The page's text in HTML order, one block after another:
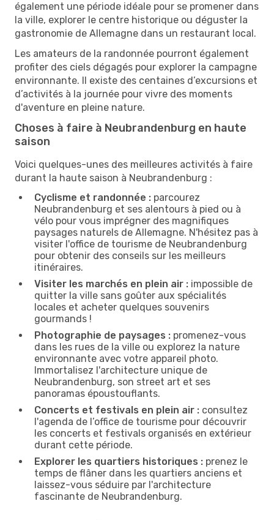
également une période idéale pour se promener dans
la ville, explorer le centre historique ou déguster la
gastronomie de Allemagne dans un restaurant local.
Les amateurs de la randonnée pourront également
profiter des ciels dégagés pour explorer la campagne
environnante. Il existe des centaines d’excursions et
d’activités à la journée pour vivre des moments
d'aventure en pleine nature.
Choses à faire à Neubrandenburg en haute
saison
Voici quelques-unes des meilleures activités à faire
durant la haute saison à Neubrandenburg :
Cyclisme et randonnée : parcourez
Neubrandenburg et ses alentours à pied ou à
vélo pour vous imprégner des magnifiques
paysages naturels de Allemagne. N'hésitez pas à
visiter l'office de tourisme de Neubrandenburg
pour obtenir des conseils sur les meilleurs
itinéraires.
Visiter les marchés en plein air : impossible de
quitter la ville sans goûter aux spécialités
locales et acheter quelques souvenirs
gourmands !
Photographie de paysages : promenez-vous
dans les rues de la ville ou explorez la nature
environnante avec votre appareil photo.
Immortalisez l'architecture unique de
Neubrandenburg, son street art et ses
panoramas époustouflants.
Concerts et festivals en plein air : consultez
l'agenda de l’office de tourisme pour découvrir
les concerts et festivals organisés en extérieur
durant cette période.
Explorer les quartiers historiques : prenez le
temps de flâner dans les quartiers anciens et
laissez-vous séduire par l'architecture
fascinante de Neubrandenburg.